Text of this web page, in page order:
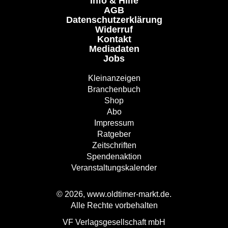
AGB
Datenschutzerklärung
Widerruf
Kontakt
Mediadaten
Jobs
Kleinanzeigen
Branchenbuch
Shop
Abo
Impressum
Ratgeber
Zeitschriften
Spendenaktion
Veranstaltungskalender
© 2026, www.oldtimer-markt.de.
Alle Rechte vorbehalten
VF Verlagsgesellschaft mbH